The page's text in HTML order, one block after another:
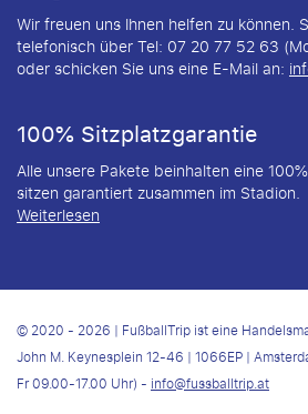
Wir freuen uns Ihnen helfen zu können.
telefonisch über Tel: 07 20 77 52 63
oder schicken Sie uns eine E-Mail an:
100% Sitzplatzgarantie
Alle unsere Pakete beinhalten eine
sitzen garantiert zusammen im Stadion.
Weiterlesen
© 2020 - 2026 | FußballTrip ist eine
John M. Keynesplein 12-46 | 1066EP |
Fr 09.00-17.00 Uhr) -info@fussballtrip.at